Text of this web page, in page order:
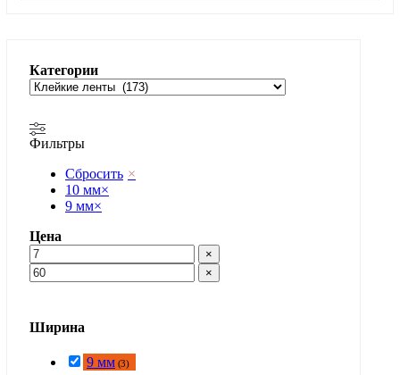
Категории
Фильтры
Сбросить ×
10 мм×
9 мм×
Цена
×
×
Ширина
9 мм (3)